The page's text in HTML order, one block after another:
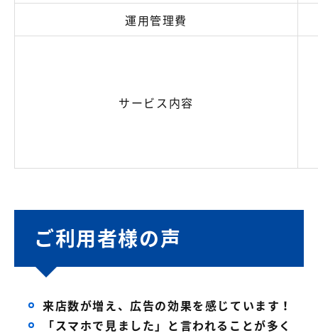
運用管理費
サービス内容
ご利用者様の声
来店数が増え、広告の効果を感じています！
「スマホで見ました」と言われることが多く